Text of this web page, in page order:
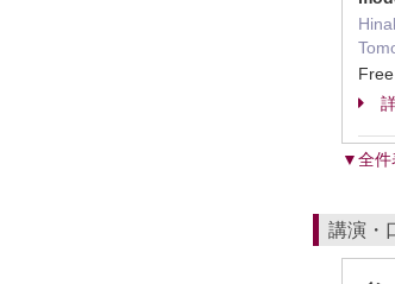
▼全件
講演・